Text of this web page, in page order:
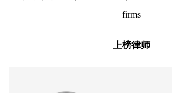
firms
上榜律师